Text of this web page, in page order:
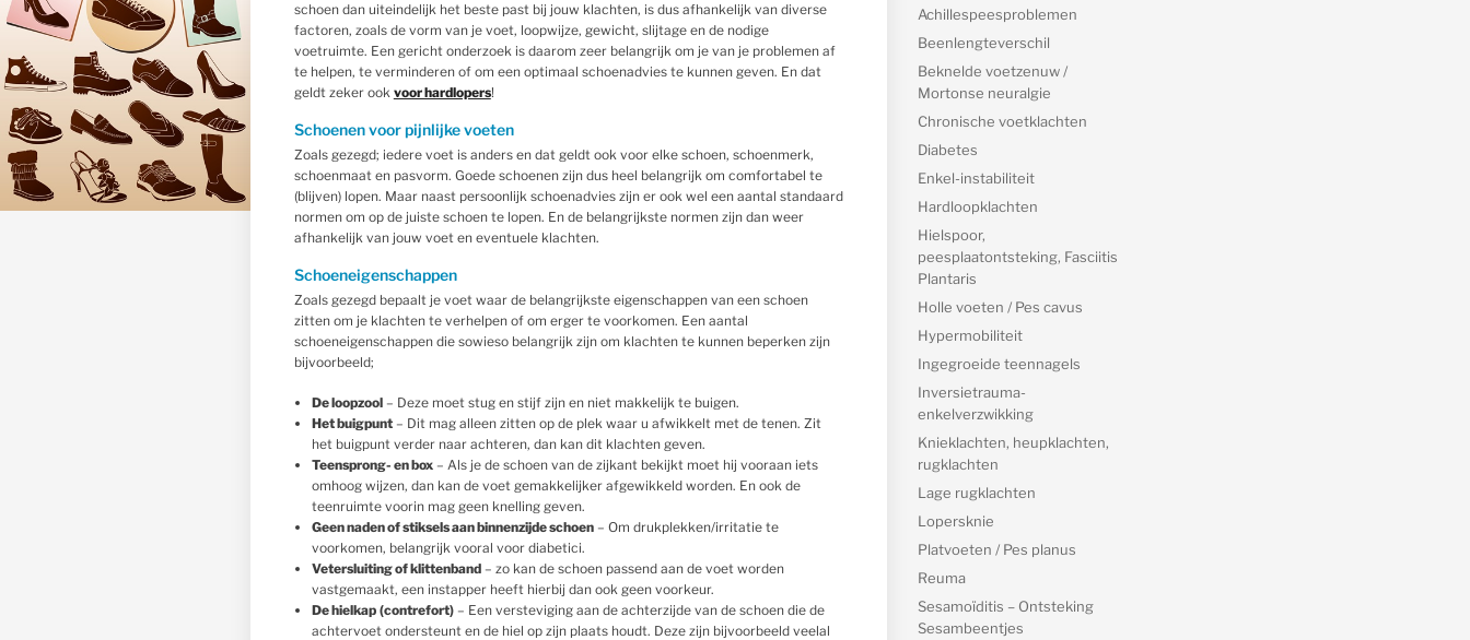
schoen dan uiteindelijk het beste past bij jouw klachten, is dus afhankelijk van diverse
factoren, zoals de vorm van je voet, loopwijze, gewicht, slijtage en de nodige
voetruimte. Een gericht onderzoek is daarom zeer belangrijk om je van je problemen af
te helpen, te verminderen of om een optimaal schoenadvies te kunnen geven. En dat
geldt zeker ook voor hardlopers!
Schoenen voor pijnlijke voeten
Zoals gezegd; iedere voet is anders en dat geldt ook voor elke schoen, schoenmerk,
schoenmaat en pasvorm. Goede schoenen zijn dus heel belangrijk om comfortabel te
(blijven) lopen. Maar naast persoonlijk schoenadvies zijn er ook wel een aantal standaard
normen om op de juiste schoen te lopen. En de belangrijkste normen zijn dan weer
afhankelijk van jouw voet en eventuele klachten.
Schoeneigenschappen
Zoals gezegd bepaalt je voet waar de belangrijkste eigenschappen van een schoen
zitten om je klachten te verhelpen of om erger te voorkomen. Een aantal
schoeneigenschappen die sowieso belangrijk zijn om klachten te kunnen beperken zijn
bijvoorbeeld;
De loopzool– Deze moet stug en stijf zijn en niet makkelijk te buigen.
Het buigpunt– Dit mag alleen zitten op de plek waar u afwikkelt met de tenen. Zit
het buigpunt verder naar achteren, dan kan dit klachten geven.
Teensprong- en box– Als je de schoen van de zijkant bekijkt moet hij vooraan iets
omhoog wijzen, dan kan de voet gemakkelijker afgewikkeld worden. En ook de
teenruimte voorin mag geen knelling geven.
Geen naden of stiksels aan binnenzijde schoen– Om drukplekken/irritatie te
voorkomen, belangrijk vooral voor diabetici.
Vetersluiting of klittenband– zo kan de schoen passend aan de voet worden
vastgemaakt, een instapper heeft hierbij dan ook geen voorkeur.
De hielkap (contrefort)– Een versteviging aan de achterzijde van de schoen die de
achtervoet ondersteunt en de hiel op zijn plaats houdt. Deze zijn bijvoorbeeld veelal
Achillespeesproblemen
Beenlengteverschil
Beknelde voetzenuw /
Mortonse neuralgie
Chronische voetklachten
Diabetes
Enkel-instabiliteit
Hardloopklachten
Hielspoor,
peesplaatontsteking, Fasciitis
Plantaris
Holle voeten / Pes cavus
Hypermobiliteit
Ingegroeide teennagels
Inversietrauma-
enkelverzwikking
Knieklachten, heupklachten,
rugklachten
Lage rugklachten
Lopersknie
Platvoeten / Pes planus
Reuma
Sesamoïditis – Ontsteking
Sesambeentjes